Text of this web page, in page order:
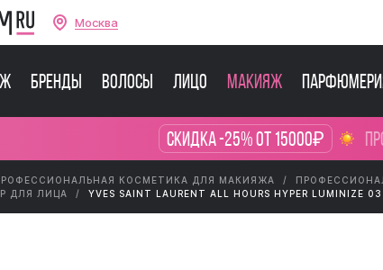
Москва
Бренды Волосы Лицо Макияж
Скидка -25% от 15000₽
КОСМЕТИКА ДЛЯ МАКИЯЖА
ДЛЯ ЛИЦА
YVES SAINT LAURENT ALL HOURS HYPER LUMINIZE